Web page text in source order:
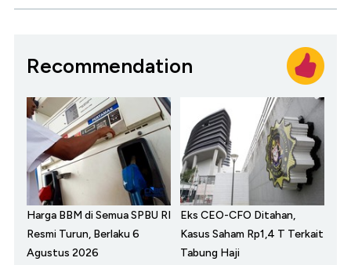
Recommendation
Harga BBM di Semua SPBU RI
Resmi Turun, Berlaku 6
Agustus 2026
Eks CEO-CFO Ditahan,
Kasus Saham Rp1,4 T Terkait
Tabung Haji